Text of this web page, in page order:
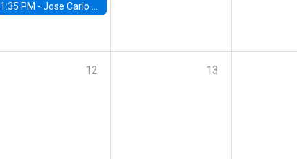
1:35 PM -Jose Carlo Bermudez, UC (ME) & World Bank
12 13